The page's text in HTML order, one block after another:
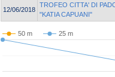
12/06/2018
TROFEO CITTA' DI
"KATIA CAPUANI"
50 m 25 m